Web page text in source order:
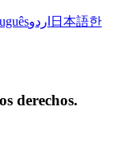
اردو 日本語한
derechos.